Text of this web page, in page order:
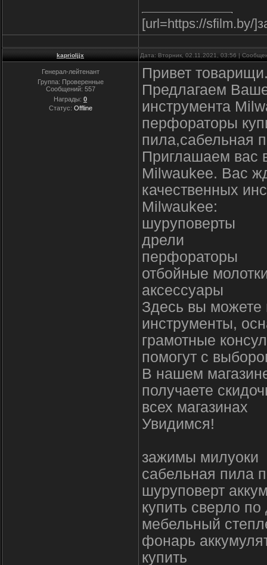
[url=https://sfilm.by/
kaprioljjx Дата: Вторник, 02.11.2021, 03:56 |
Генерал-лейтенант
Группа: Проверенные
Сообщений: 557
Награды: 0
Статус: Offline
Привет
Предлагаем
инструмента
перфораторы
пила,сабельная
Приглашаем вас
Milwaukee. Вас
качественных
Milwaukee:
шуруповерты
дрели
перфораторы
отбойные
аксессуары
Здесь вы можете
инструменты,
грамотные
помогут с
В нашем
получаете
всех магазинах
Увидимся!
зажимы милуоки
сабельная пила
шуруповерт
купить сверло
мебельный
фонарь
купить